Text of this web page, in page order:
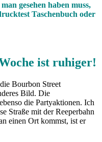
gesehen haben muss,
Taschenbuch oder
ist ruhiger!
Bourbon Street
Bild. Die
die Partyaktionen. Ich
Straße mit der Reeperbahn
einen Ort kommst, ist er